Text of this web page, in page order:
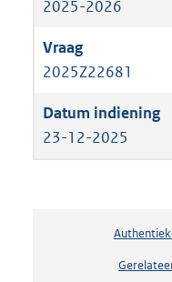
2025-2026
2025Z22681
23-12-2025